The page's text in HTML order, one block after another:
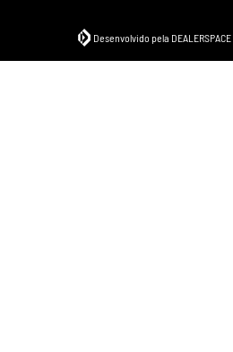
Desenvolvido pela